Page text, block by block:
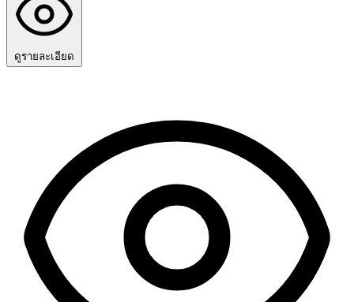
ดูรายละเอียด